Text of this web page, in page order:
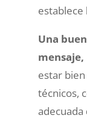
establece
Una
estar
técnicos,